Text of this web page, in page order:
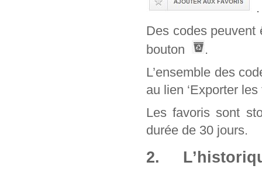
.
Des codes peuvent
bouton
.
L’ensemble des
au lien ‘Exporter les
Les favoris sont
durée de 30 jours.
2.